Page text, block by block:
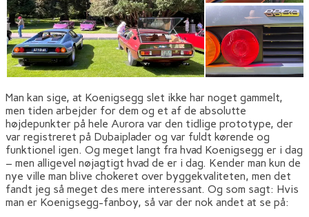
Man kan sige, at Koenigsegg slet ikke har noget gammelt,
men tiden arbejder for dem og et af de absolutte
højdepunkter på hele Aurora var den tidlige prototype, der
var registreret på Dubaiplader og var fuldt kørende og
funktionel igen. Og meget langt fra hvad Koenigsegg er i dag
– men alligevel nøjagtigt hvad de er i dag. Kender man kun de
nye ville man blive chokeret over byggekvaliteten, men det
fandt jeg så meget des mere interessant. Og som sagt: Hvis
man er Koenigsegg-fanboy, så var der nok andet at se på: